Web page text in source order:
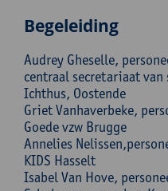
Begeleiding
Audrey Gheselle,
centraal secretariaat van
Ichthus, Oostende
Griet Vanhaverbeke,
Goede vzw Brugge
Annelies
KIDS Hasselt
Isabel Van Hove,